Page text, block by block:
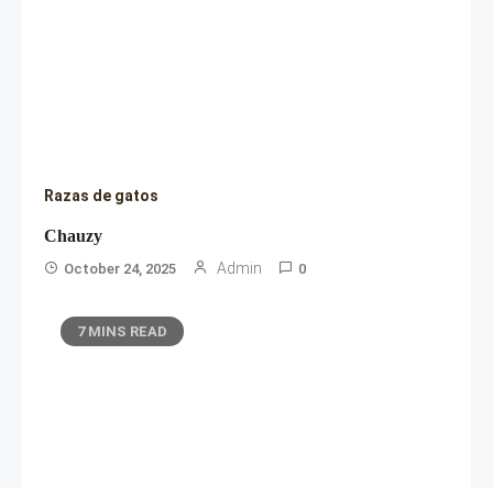
Razas de gatos
Chauzy
October 24, 2025 Admin 0
7 MINS READ